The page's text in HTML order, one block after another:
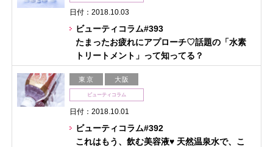
日付：2018.10.03
ビューティコラム#393
たまったお疲れにアプローチ♡話題の「水素
トリートメント」って知ってる？
東京 大阪
ビューティコラム
日付：2018.10.01
ビューティコラム#392
これはもう、飲む美容液♥ 天然温泉水で、こ